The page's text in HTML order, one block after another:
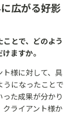
広がる好影
とで、どのよう
ますか。
様に対して、具
うになったことで
た成果が分かり
ライアント様か